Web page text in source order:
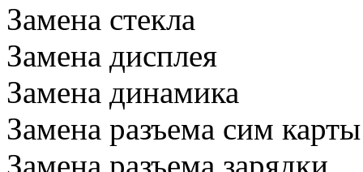
Замена стекла
Замена дисплея
Замена динамика
Замена разъема сим карты
Замена разъема зарядки